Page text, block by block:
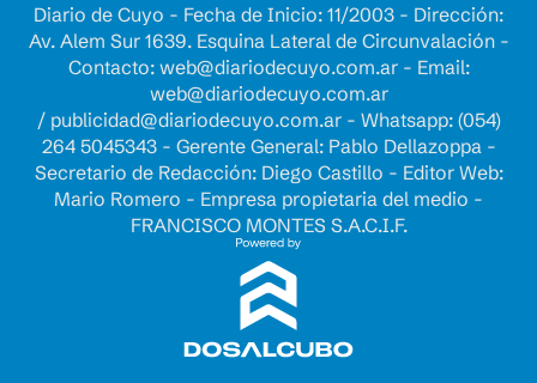
Diario de Cuyo - Fecha de Inicio: 11/2003 - Dirección:
Av. Alem Sur 1639. Esquina Lateral de Circunvalación -
Contacto: web@diariodecuyo.com.ar- Email:
web@diariodecuyo.com.ar
/ publicidad@diariodecuyo.com.ar- Whatsapp: (054)
264 5045343 - Gerente General: Pablo Dellazoppa -
Secretario de Redacción: Diego Castillo - Editor Web:
Mario Romero - Empresa propietaria del medio -
FRANCISCO MONTES S.A.C.I.F.